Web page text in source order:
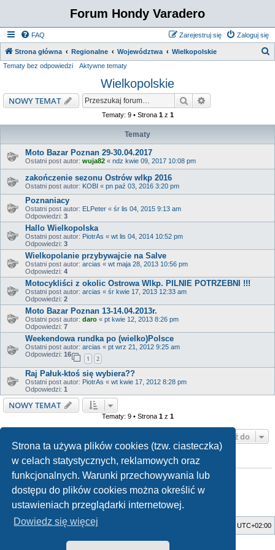
Strona ta używa plików cookies (tzw. ciasteczka)
w celach statystycznych, reklamowych oraz
funkcjonalnych. Warunki przechowywania lub
dostępu do plików cookies można określić w
ustawieniach przeglądarki internetowej.
Dowiedz się więcej
Forum Hondy Varadero
FAQ Zaloguj się
Zarejestruj się
Strona główna Regionalne Województwa Wielkopolskie
j
Tematy bez odpowiedzi Aktywne tematy
Wielkopolskie
NOWY TEMAT Szukaj
Tematy: 9 • Strona 1z 1
Tematy
Moto Bazar Poznan 29-30.04.2017
Ostatni post autor: wuja82 « ndz kwie 09, 2017 10:08 pm
zakończenie sezonu Ostrów wlkp 2016
Ostatni post autor: KOBI « pn paź 03, 2016 3:20 pm
Poznaniacy
Ostatni post autor: ELPeter « śr lis 04, 2015 9:13 am
Odpowiedzi: 3
Hallo Wielkopolska
Ostatni post autor: PiotrAs « wt lis 04, 2014 10:52 pm
Odpowiedzi: 3
Wielkopolanie przybywajcie na Salve
Ostatni post autor: arcias « wt maja 28, 2013 10:56 pm
Odpowiedzi: 4
Motocykliści z okolic Ostrowa Wlkp. PILNIE POTRZEBNI !!!
Ostatni post autor: arcias « śr kwie 17, 2013 12:33 am
Odpowiedzi: 2
Moto Bazar Poznan 13-14.04.2013r.
Ostatni post autor: daro « pt kwie 12, 2013 8:26 pm
Odpowiedzi: 7
Weekendowa rundka po (wielko)Polsce
Ostatni post autor: arcias « pt wrz 21, 2012 9:25 am
Odpowiedzi: 16
1 2
Raj Pałuk-ktoś się wybiera??
Ostatni post autor: PiotrAs « wt kwie 17, 2012 8:28 pm
Odpowiedzi: 1
NOWY TEMAT
Tematy: 9 • Strona 1z 1
Przejdź do
TWOJE UPRAWNIENIA NA TYM FORUM
Nie możesztworzyć nowych tematów
Nie możesz
odpowiadać w tematach
Nie możeszzmieniać swoich postów
Nie możesz
usuwać swoich postów
Nie możeszdodawać załączników
Strona główna UTC+02:00
Zuma Portal